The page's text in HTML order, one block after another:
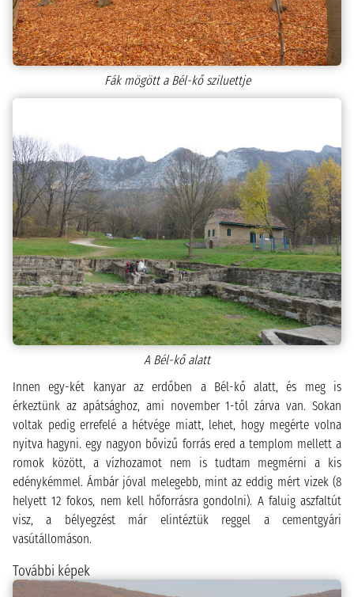
Fák mögött a Bél-kő sziluettje
A Bél-kő alatt
Innen egy-két kanyar az erdőben a Bél-kő alatt, és meg is
érkeztünk az apátsághoz, ami november 1-től zárva van. Sokan
voltak pedig errefelé a hétvége miatt, lehet, hogy megérte volna
nyitva hagyni. egy nagyon bővizű forrás ered a templom mellett a
romok között, a vízhozamot nem is tudtam megmérni a kis
edénykémmel. Ámbár jóval melegebb, mint az eddig mért vizek (8
helyett 12 fokos, nem kell hőforrásra gondolni). A faluig aszfaltút
visz, a bélyegzést már elintéztük reggel a cementgyári
vasútállomáson.
További képek